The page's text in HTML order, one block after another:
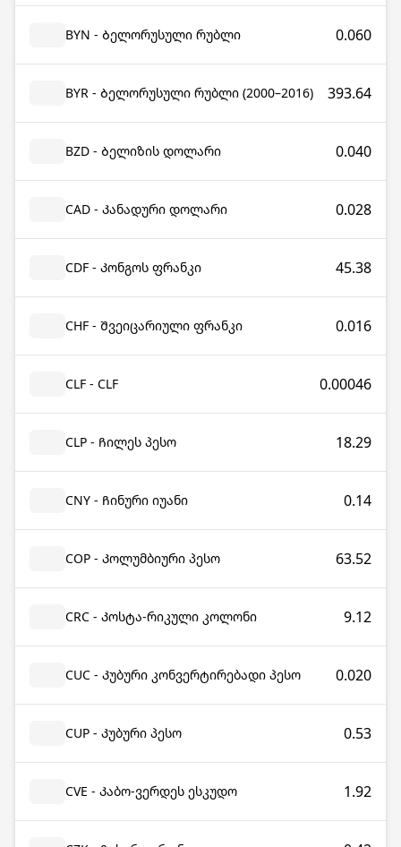
BYN - Ბელორუსული რუბლი 0.060
BYR - Ბელორუსული რუბლი (2000–2016) 393.64
BZD - Ბელიზის დოლარი 0.040
CAD - Კანადური დოლარი 0.028
CDF - Კონგოს ფრანკი 45.38
CHF - Შვეიცარიული ფრანკი 0.016
CLF - CLF 0.00046
CLP - Ჩილეს პესო 18.29
CNY - Ჩინური იუანი 0.14
COP - Კოლუმბიური პესო 63.52
CRC - Კოსტა-რიკული კოლონი 9.12
CUC - Კუბური კონვერტირებადი პესო 0.020
CUP - Კუბური პესო 0.53
CVE - Კაბო-ვერდეს ესკუდო 1.92